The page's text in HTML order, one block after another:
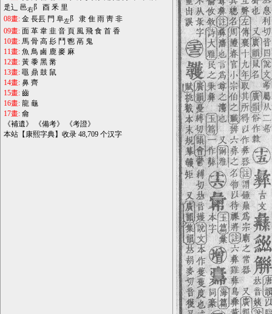
辵辶
邑右阝 酉 釆 里
08畫: 金 長镸 門 阜左阝 隶 隹 雨 靑 非
09畫: 面 革 韋 韭 音 頁 風 飛 食 首 香
10畫: 馬 骨 高 髟 鬥 鬯 鬲 鬼
11畫: 魚 鳥 鹵 鹿 麥 麻
12畫: 黃 黍 黑 黹
13畫: 黽 鼎 鼓 鼠
14畫: 鼻 齊
15畫: 齒
16畫: 龍 龜
17畫: 龠
《補遺》 《備考》 《考證》
本站【康熙字典】收录 48,709 个汉字